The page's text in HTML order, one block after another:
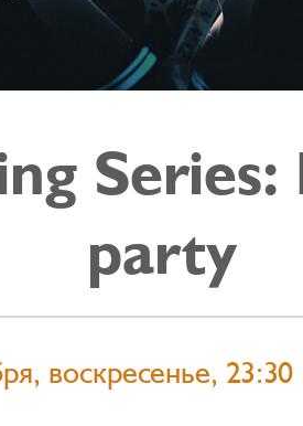
Series:
party
воскресенье, 23:30